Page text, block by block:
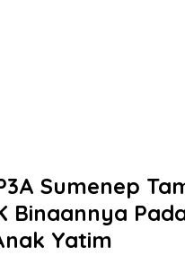
Sumenep
Binaannya
Yatim